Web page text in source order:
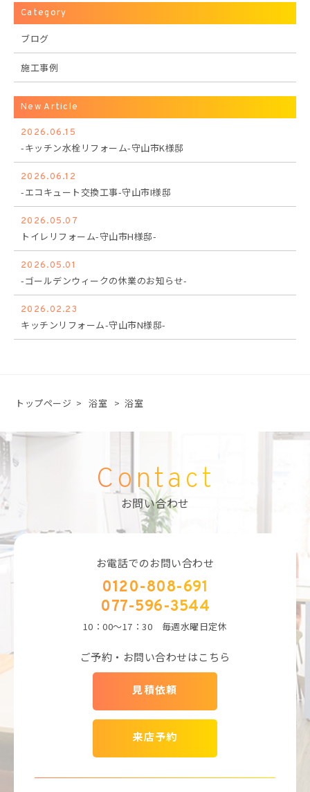
Category
ブログ
施工事例
New Article
2026.06.15
-キッチン水栓リフォーム-守山市K様邸
2026.06.12
-エコキュート交換工事-守山市I様邸
2026.05.07
トイレリフォーム-守山市H様邸-
2026.05.01
-ゴールデンウィークの休業のお知らせ-
2026.02.23
キッチンリフォーム-守山市N様邸-
トップページ > 浴室 > 浴室
Contact
お問い合わせ
お電話でのお問い合わせ
0120-808-691
077-596-3544
10：00～17：30 毎週水曜日定休
ご予約・お問い合わせはこちら
見積依頼
来店予約